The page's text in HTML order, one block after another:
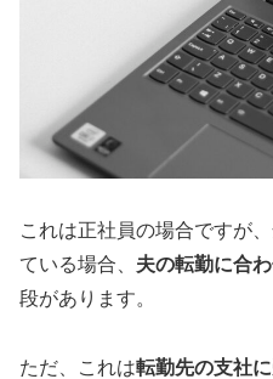
これは正社員の場合ですが
ている場合、 夫の転勤に合
段があります。
ただ、これは転勤先の支社